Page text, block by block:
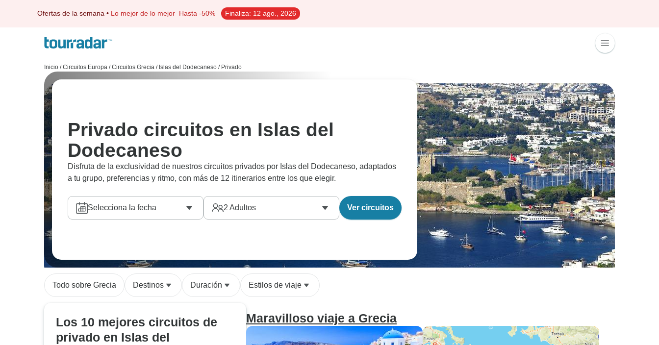
Ofertas de la semana • Lo mejor de lo mejor Hasta -50% Finaliza: 12 ago., 2026
Inicio / Circuitos Europa / Circuitos Grecia / Islas del Dodecaneso / Privado
Privado circuitos en Islas del
Dodecaneso
Disfruta de la exclusividad de nuestros circuitos privados por Islas del Dodecaneso, adaptados
a tu grupo, preferencias y ritmo, con más de 12 itinerarios entre los que elegir.
Selecciona la fecha 2 Adultos Ver circuitos
Todo sobre Grecia Destinos Duración Estilos de viaje
Los 10 mejores circuitos de
privado en Islas del
Maravilloso viaje a Grecia